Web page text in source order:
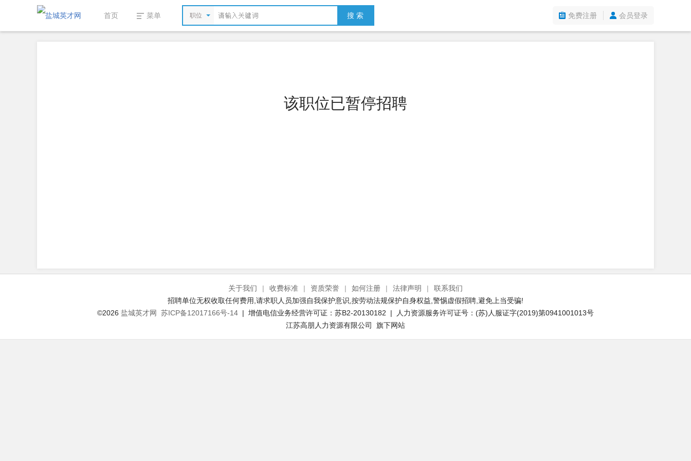
首页 菜单 职位 搜 索 免费注册 会员登录
该职位已暂停招聘
关于我们 | 收费标准 | 资质荣誉 | 如何注册 | 法律声明 |
联系我们
招聘单位无权收取任何费用,请求职人员加强自我保护意识,按劳动法规保护自身权益,警惕虚假招聘,避免上当受骗!
©2026 盐城英才网 苏ICP备12017166号-14 | 增值电信业务经营许可证：苏B2-20130182 | 人力资源服务许可证号：(苏)人服证字(2019)第0941001013号
江苏高朋人力资源有限公司 旗下网站